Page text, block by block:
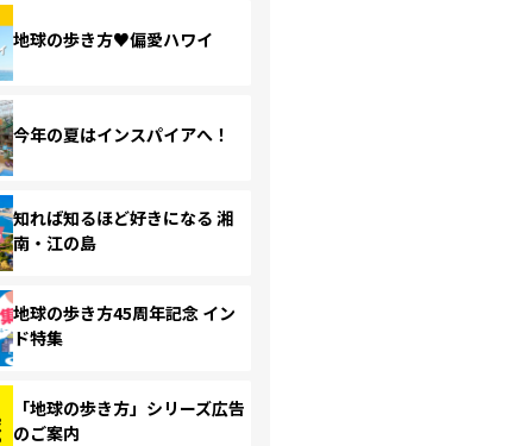
地球の歩き方♥偏愛ハワイ
今年の夏はインスパイアへ！
知れば知るほど好きになる 湘
南・江の島
地球の歩き方45周年記念 イン
ド特集
「地球の歩き方」シリーズ広告
のご案内